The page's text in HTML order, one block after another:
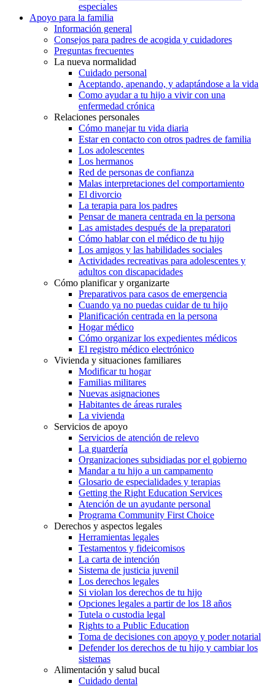
especiales
Apoyo para la familia
Información general
Consejos para padres de acogida y cuidadores
Preguntas frecuentes
La nueva normalidad
Cuidado personal
Aceptando, apenando, y adaptándose a la vida
Como ayudar a tu hijo a vivir con una
enfermedad crónica
Relaciones personales
Cómo manejar tu vida diaria
Estar en contacto con otros padres de familia
Los adolescentes
Los hermanos
Red de personas de confianza
Malas interpretaciones del comportamiento
El divorcio
La terapia para los padres
Pensar de manera centrada en la persona
Las amistades después de la preparatori
Cómo hablar con el médico de tu hijo
Los amigos y las habilidades sociales
Actividades recreativas para adolescentes y
adultos con discapacidades
Cómo planificar y organizarte
Preparativos para casos de emergencia
Cuando ya no puedas cuidar de tu hijo
Planificación centrada en la persona
Hogar médico
Cómo organizar los expedientes médicos
El registro médico electrónico
Vivienda y situaciones familiares
Modificar tu hogar
Familias militares
Nuevas asignaciones
Habitantes de áreas rurales
La vivienda
Servicios de apoyo
Servicios de atención de relevo
La guardería
Organizaciones subsidiadas por el gobierno
Mandar a tu hijo a un campamento
Glosario de especialidades y terapias
Getting the Right Education Services
Atención de un ayudante personal
Programa Community First Choice
Derechos y aspectos legales
Herramientas legales
Testamentos y fideicomisos
La carta de intención
Sistema de justicia juvenil
Los derechos legales
Si violan los derechos de tu hijo
Opciones legales a partir de los 18 años
Tutela o custodia legal
Rights to a Public Education
Toma de decisiones con apoyo y poder notarial
Defender los derechos de tu hijo y cambiar los
sistemas
Alimentación y salud bucal
Cuidado dental